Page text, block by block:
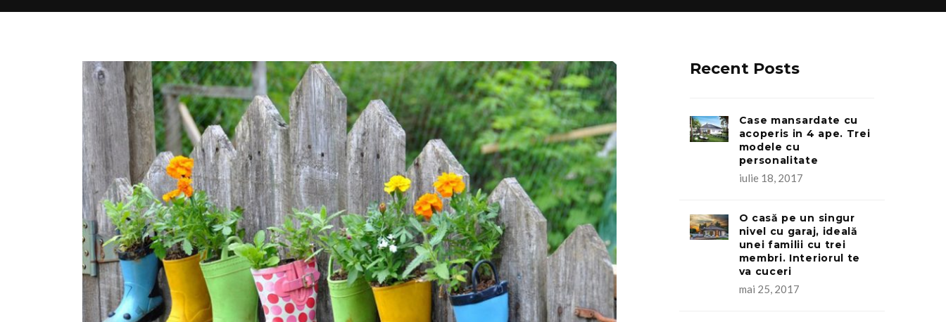
Recent Posts
Case mansardate cu
acoperis in 4 ape. Trei
modele cu
personalitate
iulie 18, 2017
O casă pe un singur
nivel cu garaj, ideală
unei familii cu trei
membri. Interiorul te
va cuceri
mai 25, 2017